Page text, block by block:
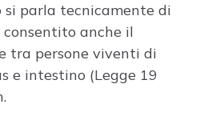
si parla tecnicamente di
consentito anche il
tra persone viventi di
e intestino (Legge 19